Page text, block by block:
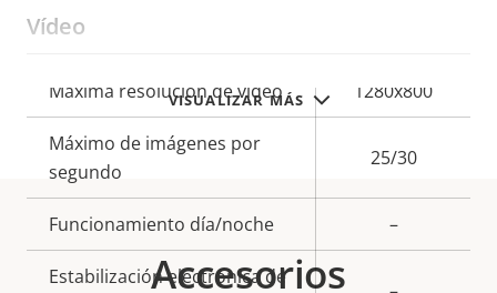
VISUALIZAR MÁS
Vídeo
Descripción
de
propiedad
Valor de
la
propiedad
Máxima resolución de vídeo 1280x800
Máximo de imágenes por
segundo
25/30
Funcionamiento día/noche –
Estabilización electrónica de
Accesorios